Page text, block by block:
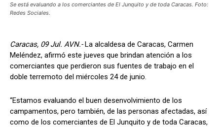
Se está evaluando a los comerciantes de El Junquito y de toda Caracas. Foto:
Redes Sociales.
Caracas, 09 Jul. AVN.-La alcaldesa de Caracas, Carmen
Meléndez, afirmó este jueves que brindan atención a los
comerciantes que perdieron sus fuentes de trabajo en el
doble terremoto del miércoles 24 de junio.
“Estamos evaluando el buen desenvolvimiento de los
campamentos, pero también, de las personas afectadas, así
como de los comerciantes de El Junquito y de toda Caracas,